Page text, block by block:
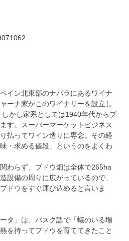
イン北東部のナバラにあるワイナ
ーナ家がこのワイナリーを設立し
かし家系としては1940年代からブ
す。スーパーマーケットビジネス
払ってワイン造りに専念。その経
・求める値段」というのをよくわ
わらず、ブドウ畑は全体で265ha
設備の周りに広がっているので、
ドウをすぐ運び込めると言いま
タ」は、バスク語で「蟻のいる場
を持ってブドウを育ててきたこと